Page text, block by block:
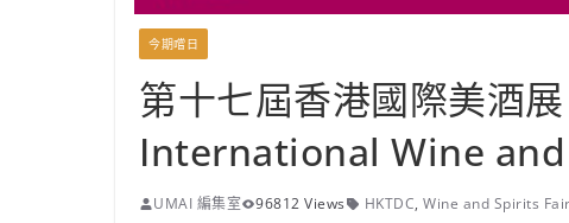
今期嚐日
第十七屆香港國際美酒
International Wine
UMAI 編集室 96812 Views HKTDC, Wine and Spirits Fair